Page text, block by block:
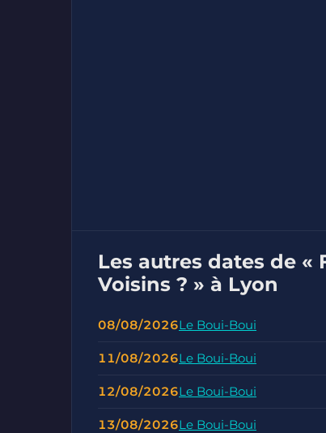
Les autres dates de «
Voisins ? » à Lyon
08/08/2026Le Boui-Boui
11/08/2026Le Boui-Boui
12/08/2026Le Boui-Boui
13/08/2026Le Boui-Boui